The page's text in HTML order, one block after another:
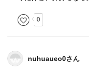
0
nuhuaueo0さん